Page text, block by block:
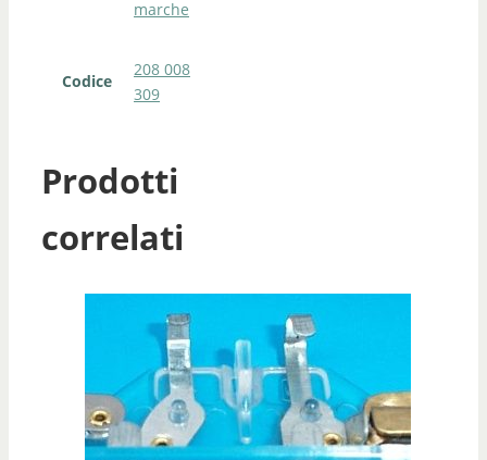
marche
Codice
208 008
309
Prodotti
correlati